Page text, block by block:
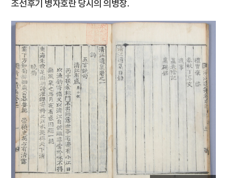
9 금성대군
10 금수회의록
윤기섭
3
이거인
4 장한보
5
조선
6 갑신정변
7 공군
8
국조방목
금성대군
10 금수회의록
조선후기 병자호란 당시의 의병장.